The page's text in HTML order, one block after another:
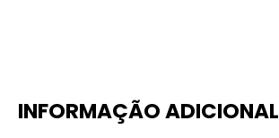
INFORMAÇÃO ADICIONAL